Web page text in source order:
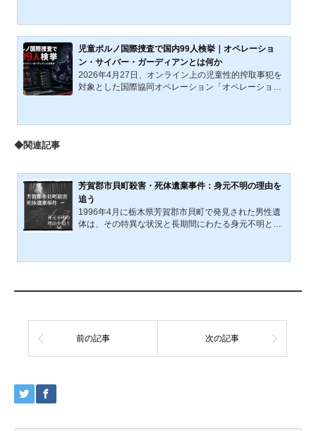
画像が重ねられ、未確定の領域が、すでに輪郭を持つ
事実のように扱われていったことである。本稿が見る
のは、その変質の経路である。事件概要｜確認事項と
時間差本稿では、被害児童をB、逮捕された養父をA、
元捜査関係者を名乗る発信者群をCと表記する。京都
府警は、確認できた事項を段階的に出していた。だ
が、その確認が積み上...
児童ポルノ国際捜査で国内99人検挙｜オペレーショ
ン・サイバー・ガーディアンとは何か
2026年4月27日、オンライン上の児童性的搾取事犯を
対象とした国際協同オペレーション「オペレーショ
同じ犯罪類型を対象に、同じ時期に集中的に捜査す
イル共有環境、そして国境を越える共有経路の中で、
児童性的搾取画像は流通...
◆関連記事
芳賀郡市貝町殺害・死体遺棄事件：身元不明の理由を
追う
1996年4月に栃木県芳賀郡市貝町で発見された男性遺
体は、その特異な状況と長期間にわたる身元不明とい
験が必要であり、その一つとして、被害者が北朝鮮工
仮説に過ぎず、他の可能性と併せて慎重に検討される
前の記事 次の記事